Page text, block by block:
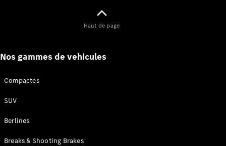
neuf en
Configurez
Haut de page
Nos gammes de vehicules
Compactes
SUV
Berlines
Breaks & Shooting Brakes